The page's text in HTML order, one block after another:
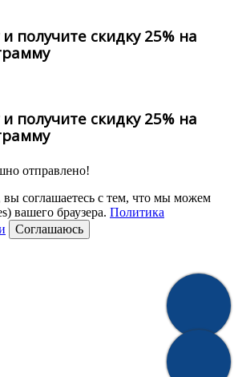
получите скидку 25% на
получите скидку 25% на
отправлено!
вы соглашаетесь с тем, что мы можем
вашего браузера. Политика
Соглашаюсь